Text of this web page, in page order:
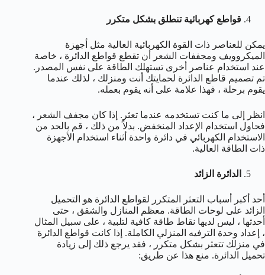
قواطع كهربائية تنطلق بشكل متكرر
يمكن للعناصر ذات القوة الكهربائية العالية مثل أجهزة
الميكروويف ومجففات الشعر أن تقطع قواطع الدائرة ، خاصة
عند استخدام عناصر أخرى تستهلك الطاقة على نفس المصدر.
تم تصميم قاطع الدائرة لحمايتك أنت ومنزلك ، لذلك عندما
يقوم برحلة ، فهذا علامة على أنه يقوم بعمله.
انظر إلى ما كنت تستخدمه عندما تعثر. إذا كان مجفف الشعر ،
فحاول استخدام الإعداد المنخفض. بدلاً من ذلك ، قم بالحد من
الاستخدام الكهربائي في دائرة واحدة أثناء استخدام الأجهزة
ذات الطاقة العالية.
الدائرة الزائد
أحد أكبر أسباب التعثر المتكرر لقواطع الدائرة هو التحميل
الزائد على لوحات الطاقة. معظم المنازل والشقق ، حتى
أحدثها ، ليس لديها نقاط طاقة كافية لتلبية ، على سبيل المثال
، إعداد وحدة الترفيه المنزلي الكاملة. إذا كانت قواطع الدائرة
في منزلك تتعثر بشكل متكرر ، فقد يرجع ذلك إلى زيادة
تحميل الدائرة. منع هذا عن طريق: